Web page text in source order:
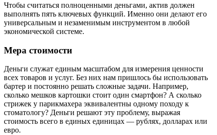
Чтобы считаться полноценными деньгами, актив должен
выполнять пять ключевых функций. Именно они делают его
универсальным и незаменимым инструментом в любой
экономической системе.
Мера стоимости
Деньги служат единым масштабом для измерения ценности
всех товаров и услуг. Без них нам пришлось бы использовать
бартер и постоянно решать сложные задачи. Например,
сколько мешков картошки стоит один смартфон? А сколько
стрижек у парикмахера эквивалентны одному походу к
стоматологу? Деньги решают эту проблему, выражая
стоимость всего в единых единицах — рублях, долларах или
евро.